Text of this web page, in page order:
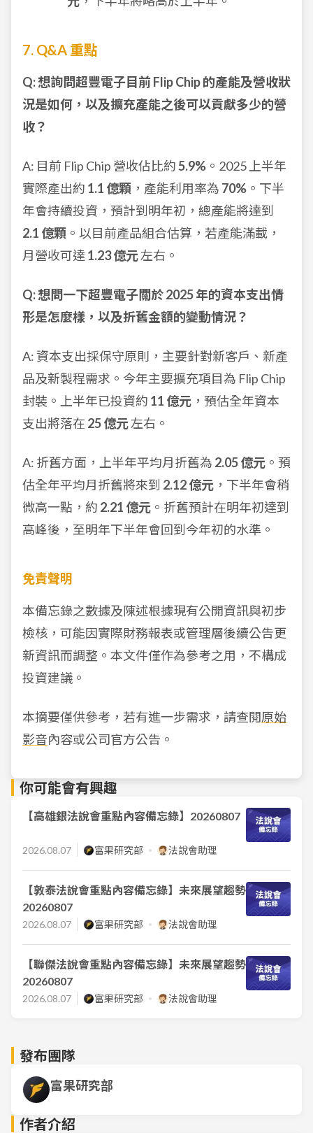
7. Q&A 重點
Q: 想詢問超豐電子目前 Flip Chip 的產能及營收狀
況是如何，以及擴充產能之後可以貢獻多少的營
收？
A: 目前 Flip Chip 營收佔比約5.9% 。2025 上半年
實際產出約 1.1 億顆 ，產能利用率為 70% 。下半
年會持續投資，預計到明年初，總產能將達到
2.1 億顆 。以目前產品組合估算，若產能滿載，
月營收可達 1.23 億元左右。
Q: 想問一下超豐電子關於 2025 年的資本支出情
形是怎麼樣，以及折舊金額的變動情況？
A: 資本支出採保守原則，主要針對新客戶、新產
品及新製程需求。今年主要擴充項目為 Flip Chip
封裝。上半年已投資約 11 億元 ，預估全年資本
支出將落在 25 億元左右。
A: 折舊方面，上半年平均月折舊為 2.05 億元 。預
估全年平均月折舊將來到 2.12 億元 ，下半年會稍
微高一點，約 2.21 億元 。折舊預計在明年初達到
高峰後，至明年下半年會回到今年初的水準。
免責聲明
本備忘錄之數據及陳述根據現有公開資訊與初步
檢核，可能因實際財務報表或管理層後續公告更
新資訊而調整。本文件僅作為參考之用，不構成
投資建議。
本摘要僅供參考，若有進一步需求，請查閱原始
影音內容或公司官方公告。
你可能會有興趣
【高雄銀法說會重點內容備忘錄】20260807
2026.08.07 富果研究部 法說會助理
【敦泰法說會重點內容備忘錄】未來展望趨勢
20260807
2026.08.07 富果研究部 法說會助理
【聯傑法說會重點內容備忘錄】未來展望趨勢
20260807
2026.08.07 富果研究部 法說會助理
發布團隊
富果研究部
作者介紹